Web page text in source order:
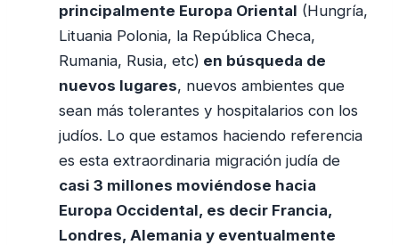
principalmente Europa Oriental (Hungría,
Lituania Polonia, la República Checa,
Rumania, Rusia, etc) en búsqueda de
nuevos lugares, nuevos ambientes que
sean más tolerantes y hospitalarios con los
judíos. Lo que estamos haciendo referencia
es esta extraordinaria migración judía de
casi 3 millones moviéndose hacia
Europa Occidental, es decir Francia,
Londres, Alemania y eventualmente